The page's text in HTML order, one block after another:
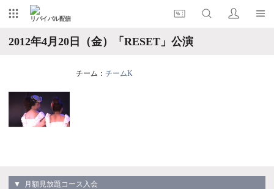
リバイバル配信
2012年4月20日（金）「RESET」公演
チーム： チームK
▼ 月額見放題コース入会